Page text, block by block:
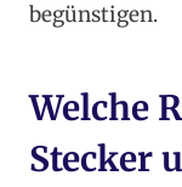
begünstigen.
Welche
Stecker